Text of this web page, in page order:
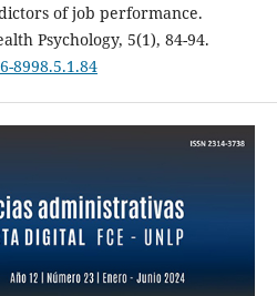
of job performance.
Psychology, 5(1), 84-94.
8998.5.1.84